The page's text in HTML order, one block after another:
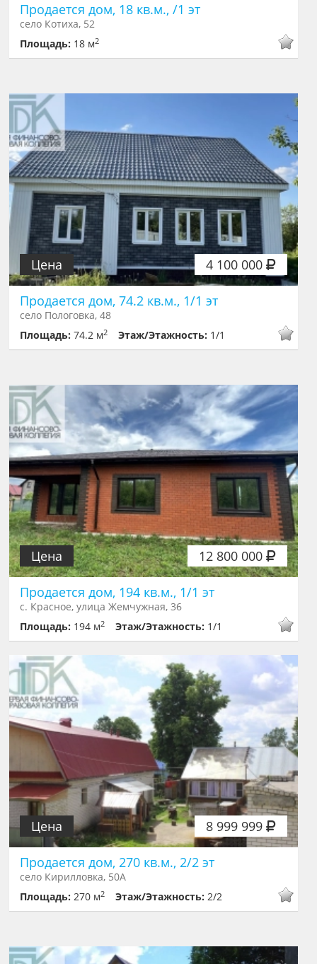
Продается дом, 18 кв.м., /1 эт
село Котиха, 52
Площадь: 18 м2
4 100 000
Цена
Продается дом, 74.2 кв.м., 1/1 эт
село Пологовка, 48
Площадь:74.2 м2 Этаж/Этажность: 1/1
12 800 000
Цена
Продается дом, 194 кв.м., 1/1 эт
с. Красное, улица Жемчужная, 36
Площадь: 194 м2 Этаж/Этажность: 1/1
8 999 999
Цена
Продается дом, 270 кв.м., 2/2 эт
село Кирилловка, 50А
Площадь:270 м2 Этаж/Этажность:2/2